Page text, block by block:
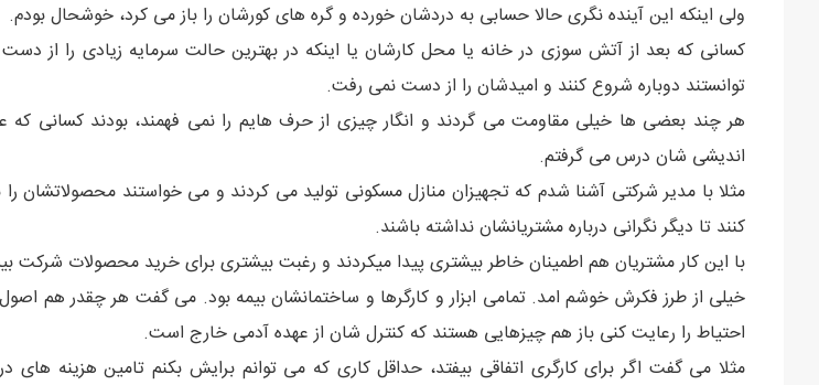
ولی اینکه این آینده نگری حالا حسابی به دردشان خورده و گره های کورشان را باز می کرد، خوشحال بودم.
کسانی که بعد از آتش سوزی در خانه یا محل کارشان یا اینکه در بهترین حالت سرمایه زیادی را از
توانستند دوباره شروع کنند و امیدشان را از دست نمی رفت.
هر چند بعضی ها خیلی مقاومت می گردند و انگار چیزی از حرف هایم را نمی فهمند، بودند کسانی که
اندیشی شان درس می گرفتم.
مثلا با مدیر شرکتی آشنا شدم که تجهیزان منازل مسکونی تولید می کردند و می خواستند محصولاتشان
کنند تا دیگر نگرانی درباره مشتریانشان نداشته باشند.
با این کار مشتریان هم اطمینان خاطر بیشتری پیدا میکردند و رغبت بیشتری برای خرید محصولات شرکت
خیلی از طرز فکرش خوشم امد. تمامی ابزار و کارگرها و ساختمانشان بیمه بود. می گفت هر چقدر هم
احتیاط را رعایت کنی باز هم چیزهایی هستند که کنترل شان از عهده آدمی خارج است.
مثلا می گفت اگر برای کارگری اتفاقی بیفتد، حداقل کاری که می توانم برایش بکنم تامین هزینه های